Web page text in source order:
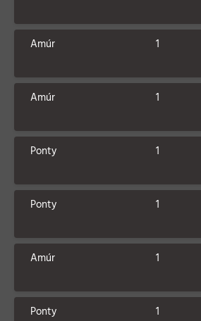
Amúr 1
Amúr 1
Ponty 1
Ponty 1
Amúr 1
Ponty 1